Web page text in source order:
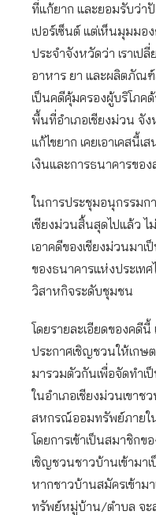
ที่แก้ยาก และยอมรับว่า
เปอร์เซ็นต์ แต่เห็นมุมม
ประจำจังหวัดว่า เราเป
อาหาร ยา และผลิตภัณฑ์
เป็นคดีคุ้มครองผู้บริโภค
พื้นที่อำเภอเชียงม่วน จัง
แก้ไขยาก เคยเอาเคสนี้
เงินและการธนาคารขอ
ในการประชุมอนุกรรมก
เชียงม่วนสิ้นสุดไปแล้ว
เอาคดีของเชียงม่วนมา
ของธนาคารแห่งประเท
วิสาหกิจระดับชุมชน
โดยรายละเอียดของคดี
ประกาศเชิญชวนให้เก
มารวมตัวกันเพื่อจัดทำ
ในอำเภอเชียงม่วนเขา
สหกรณ์ออมทรัพย์ภายใ
โดยการเข้าเป็นสมาชิก
เชิญชวนชาวบ้านเข้ามา
หากชาวบ้านสมัครเข้า
ทรัพย์หมู่บ้าน/ตำบล จะ